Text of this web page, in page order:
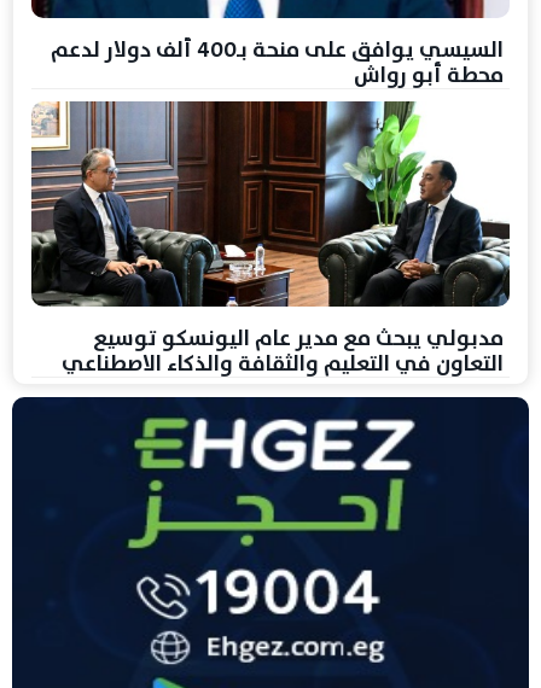
السيسي يوافق على منحة بـ400 ألف دولار لدعم
محطة أبو رواش
مدبولي يبحث مع مدير عام اليونسكو توسيع
التعاون في التعليم والثقافة والذكاء الاصطناعي